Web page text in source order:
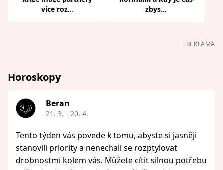
více roz...
zbys...
REKLAMA
Horoskopy
Beran
21. 3. - 20. 4.
Tento týden vás povede k tomu, abyste si jasněji
stanovili priority a nenechali se rozptylovat
drobnostmi kolem vás. Můžete cítit silnou potřebu